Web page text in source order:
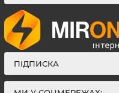
ПІДПИСКА